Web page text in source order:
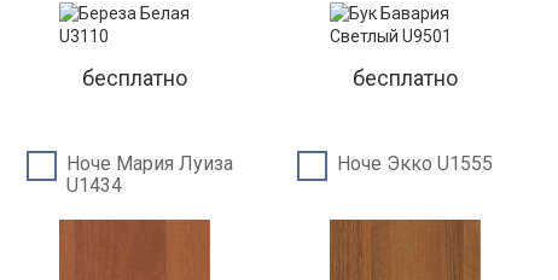
бесплатно бесплатно
Ноче Мария Луиза
U1434
Ноче Экко U1555